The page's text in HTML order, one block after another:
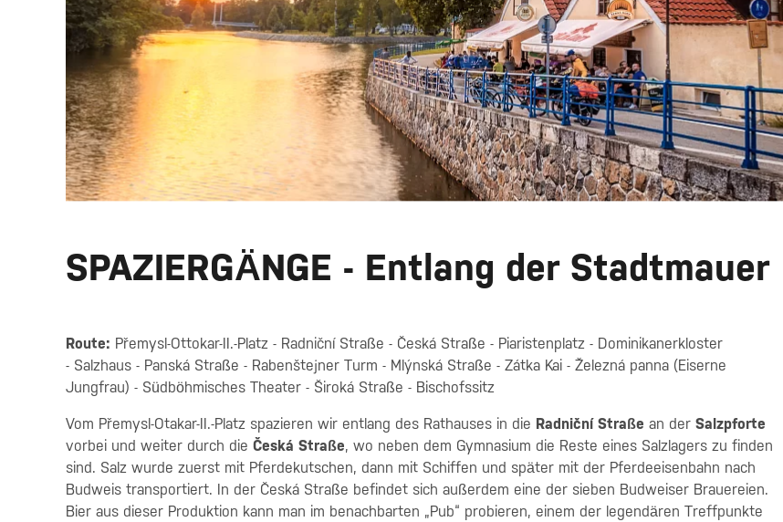
SPAZIERGÄNGE - Entlang der Stadtmauer
Route: Přemysl-Ottokar-II.-Platz - Radniční Straße - Česká Straße - Piaristenplatz - Dominikanerkloster
- Salzhaus - Panská Straße - Rabenštejner Turm - Mlýnská Straße - Zátka Kai - Železná panna (Eiserne
Jungfrau) - Südböhmisches Theater - Široká Straße - Bischofssitz
Vom Přemysl-Otakar-II.-Platz spazieren wir entlang des Rathauses in die Radniční Straße an der Salzpforte
vorbei und weiter durch die Česká Straße, wo neben dem Gymnasium die Reste eines Salzlagers zu finden
sind. Salz wurde zuerst mit Pferdekutschen, dann mit Schiffen und später mit der Pferdeeisenbahn nach
Budweis transportiert. In der Česká Straße befindet sich außerdem eine der sieben Budweiser Brauereien.
Bier aus dieser Produktion kann man im benachbarten „Pub“ probieren, einem der legendären Treffpunkte